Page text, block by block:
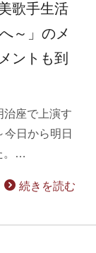
歌手生活
～」のメ
ントも到
治座で上演す
日から明日
。…
続きを読む